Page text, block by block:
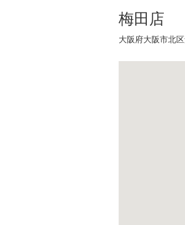
梅田店
大阪府大阪市北